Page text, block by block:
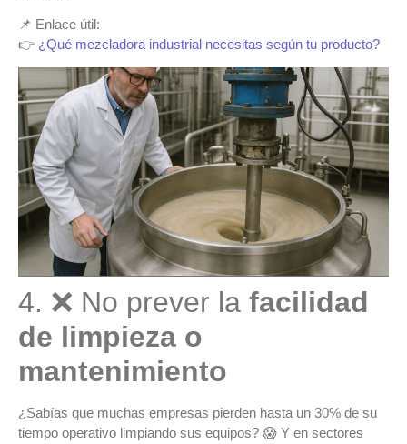
📌 Enlace útil:
👉 ¿Qué mezcladora industrial necesitas según tu producto?
4. ❌ No prever la facilidad
de limpieza o
mantenimiento
¿Sabías que muchas empresas pierden hasta un 30% de su
tiempo operativo limpiando sus equipos? 😱 Y en sectores